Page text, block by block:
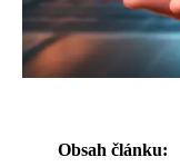
Obsah článku: